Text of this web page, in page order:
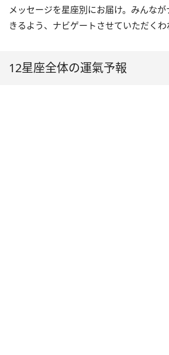
メッセージを星座別にお届け。みんな
きるよう、ナビゲートさせていただく
12星座全体の運氣予報